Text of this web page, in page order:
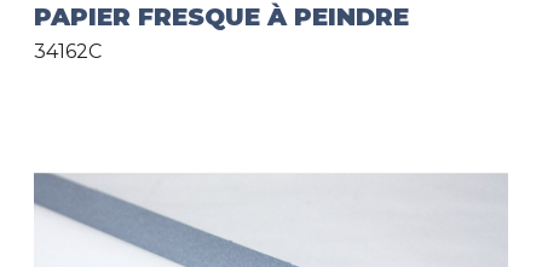
Pencil cases & Leather goods
PAPIER FRESQUE À PEINDRE
34162C